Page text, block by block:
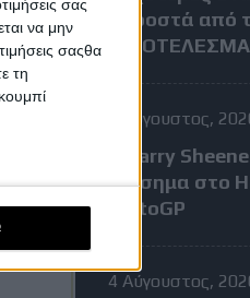
σας
να μην
σαςθα
τη
μπροστά από
7 Αύγουστος,
Ο Barry
επίσημα στο
MotoGP
4 Αύγουστος,